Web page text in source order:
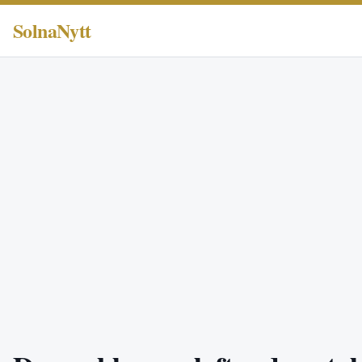
SolnaNytt